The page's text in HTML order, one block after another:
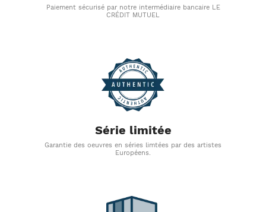
Paiement sécurisé par notre intermédiaire bancaire LE
CRÉDIT MUTUEL
Série limitée
Garantie des oeuvres en séries limtées par des artistes
Européens.